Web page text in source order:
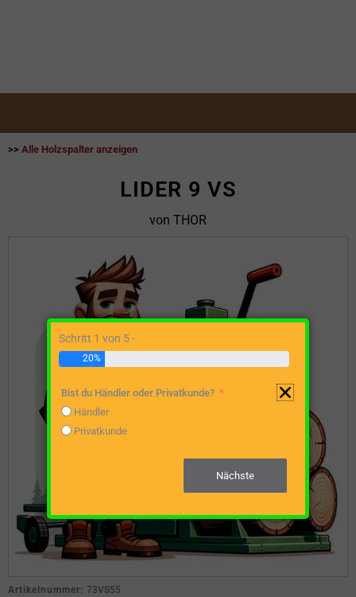
>> Alle Holzspalter anzeigen
LIDER 9 VS
von THOR
Artikelnummer: 73VS55
Schritt 1 von 5 -
20%
Bist du Händler oder Privatkunde?
Händler
Privatkunde
Nächste